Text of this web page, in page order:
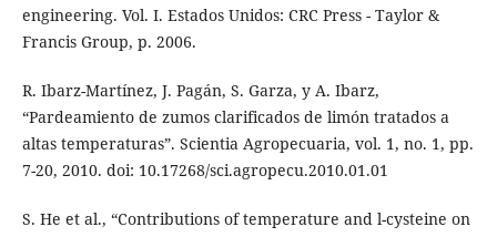
engineering. Vol. I. Estados Unidos: CRC Press - Taylor &
Francis Group, p. 2006.
R. Ibarz-Martínez, J. Pagán, S. Garza, y A. Ibarz,
“Pardeamiento de zumos clarificados de limón tratados a
altas temperaturas”. Scientia Agropecuaria, vol. 1, no. 1, pp.
7-20, 2010. doi: 10.17268/sci.agropecu.2010.01.01
S. He et al., “Contributions of temperature and l-cysteine on